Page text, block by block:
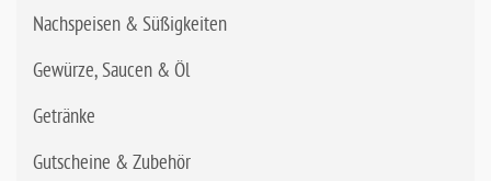
Nachspeisen & Süßigkeiten
Gewürze, Saucen & Öl
Getränke
Gutscheine & Zubehör